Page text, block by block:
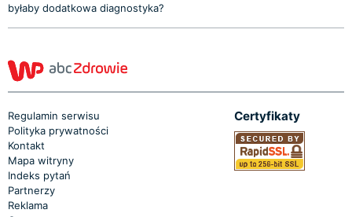
byłaby dodatkowa diagnostyka?
Regulamin serwisu
Polityka prywatności
Kontakt
Mapa witryny
Indeks pytań
Partnerzy
Reklama
Certyfikaty